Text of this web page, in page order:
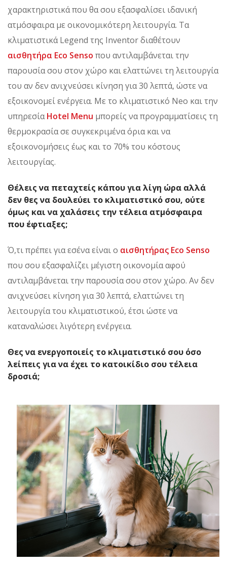
χαρακτηριστικά που θα σου εξασφαλίσει ιδανική
ατμόσφαιρα με οικονομικότερη λειτουργία. Τα
κλιματιστικά Legend της Inventor διαθέτουν
αισθητήρα Eco Senso που αντιλαμβάνεται την
παρουσία σου στον χώρο και ελαττώνει τη λειτουργία
του αν δεν ανιχνεύσει κίνηση για 30 λεπτά, ώστε να
εξοικονομεί ενέργεια. Με το κλιματιστικό Neo και την
υπηρεσίαHotel Menu μπορείς να προγραμματίσεις τη
θερμοκρασία σε συγκεκριμένα όρια και να
εξοικονομήσεις έως και το 70% του κόστους
λειτουργίας.
Θέλεις να πεταχτείς κάπου για λίγη ώρα αλλά
δεν θες να δουλεύει το κλιματιστικό σου, ούτε
όμως και να χαλάσεις την τέλεια ατμόσφαιρα
που έφτιαξες;
Ό,τι πρέπει για εσένα είναι ο αισθητήρας Eco Senso
που σου εξασφαλίζει μέγιστη οικονομία αφού
αντιλαμβάνεται την παρουσία σου στον χώρο. Αν δεν
ανιχνεύσει κίνηση για 30 λεπτά, ελαττώνει τη
λειτουργία του κλιματιστικού, έτσι ώστε να
καταναλώσει λιγότερη ενέργεια.
Θες να ενεργοποιείς το κλιματιστικό σου όσο
λείπεις για να έχει το κατοικίδιο σου τέλεια
δροσιά;